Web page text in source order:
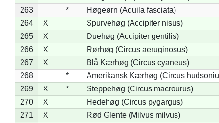
263
*
Høgeørn (Aquila fasciata)
264
X
Spurvehøg (Accipiter nisus)
265
X
Duehøg (Accipiter gentilis)
266
X
Rørhøg (Circus aeruginosus)
267
X
Blå Kærhøg (Circus cyaneus)
268
*
Amerikansk Kærhøg (Circus
269
X *
Steppehøg (Circus macrourus)
270
X
Hedehøg (Circus pygargus)
271
X
Rød Glente (Milvus milvus)